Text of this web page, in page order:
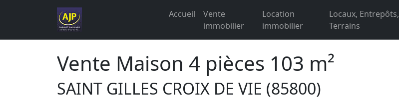
Accueil
Vente
immobilier
Location
immobilier
Locaux, Entrepôts,
Terrains
Vente Maison 4 pièces 103 m²
SAINT GILLES CROIX DE VIE (85800)